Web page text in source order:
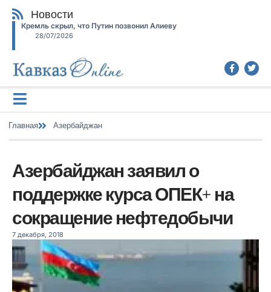
Новости
Кремль скрыл, что Путин позвонил Алиеву
28/07/2026
Главная Азербайджан
Азербайджан заявил о
поддержке курса ОПЕК+ на
сокращение нефтедобычи
7 декабря, 2018